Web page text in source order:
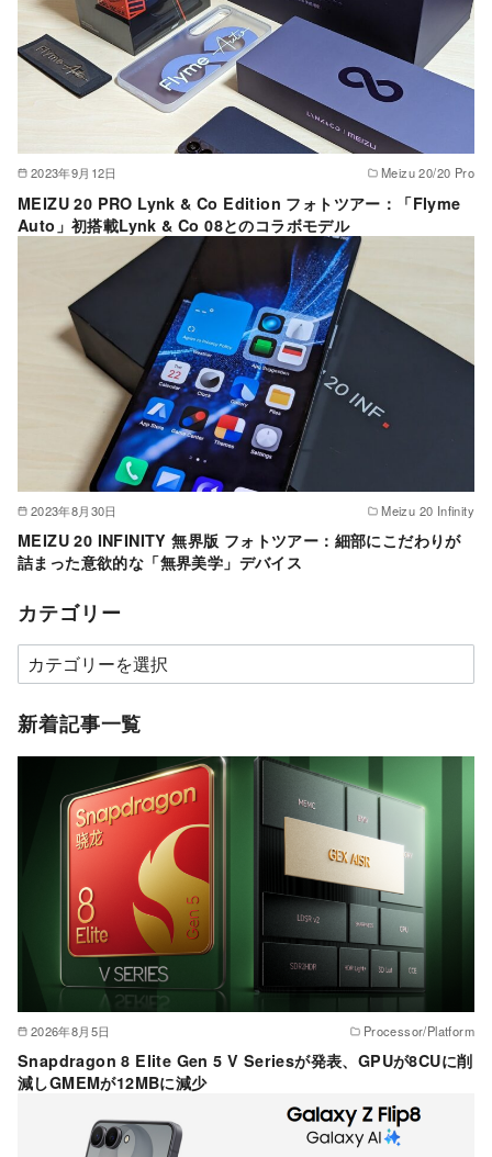
2023年9月12日 Meizu 20/20 Pro
MEIZU 20 PRO Lynk & Co Edition フォトツアー：「Flyme
Auto」初搭載Lynk & Co 08とのコラボモデル
2023年8月30日 Meizu 20 Infinity
MEIZU 20 INFINITY 無界版 フォトツアー：細部にこだわりが
詰まった意欲的な「無界美学」デバイス
カテゴリー
カ
テ
ゴ
新着記事一覧
2026年8月5日 Processor/Platform
Snapdragon 8 Elite Gen 5 V Seriesが発表、GPUが8CUに削
減しGMEMが12MBに減少